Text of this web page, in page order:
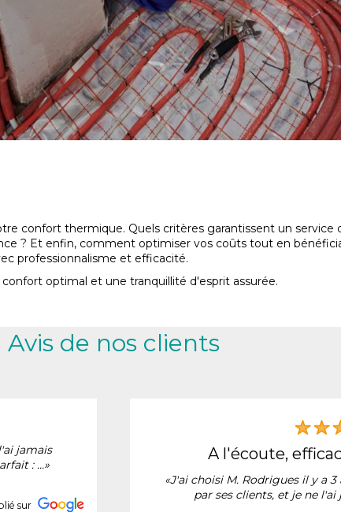
confort thermique. Quels critères garantissent un
? Et enfin, comment optimiser vos coûts tout en
professionnalisme et efficacité.
optimal et une tranquillité d'esprit assurée.
Avis de nos clients
jamais
: ...»
sur
a l'écoute,
«J'ai choisi M. Rodrigues il y a
par ses clients, et je ne